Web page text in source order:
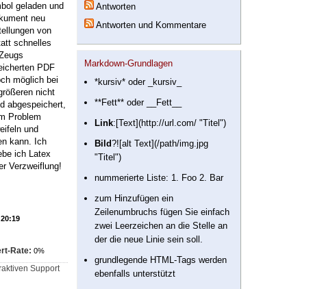
geladen und
neu
von
schnelles
PDF
möglich bei
nicht
abgespeichert,
Problem
und
kann. Ich
ich Latex
Verzweiflung!
Rate: 0%
Support
Antworten
Antworten und Kommentare
Markdown-Grundlagen
*kursiv* oder _kursiv_
**Fett** oder __Fett__
Link:[Text](http://url.com/ "Titel")
Bild?![alt Text](/path/img.jpg
"Titel")
nummerierte Liste: 1. Foo 2. Bar
zum Hinzufügen ein
Zeilenumbruchs fügen Sie einfach
zwei Leerzeichen an die Stelle an
der die neue Linie sein soll.
grundlegende HTML-Tags werden
ebenfalls unterstützt